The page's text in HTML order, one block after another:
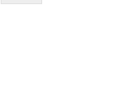
*